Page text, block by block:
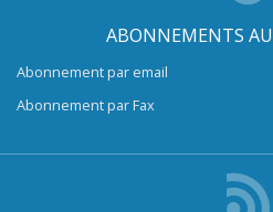
ABONNEMENTS
Abonnement par email
Abonnement par Fax